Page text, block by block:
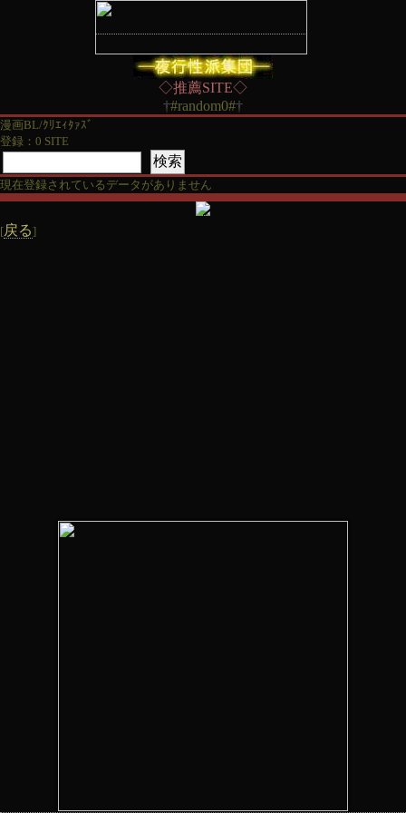
◇推薦SITE◇
†#random0#†
漫画BL/ｸﾘｴｨﾀｧｽﾞ
登録：0 SITE
現在登録されているデータがありません
[戻る]